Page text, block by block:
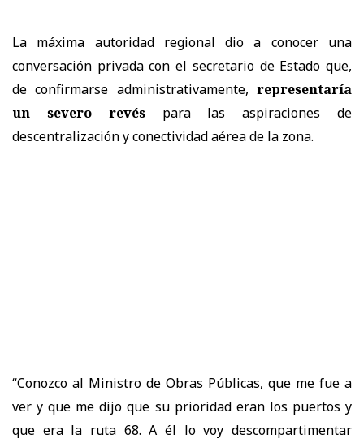
La máxima autoridad regional dio a conocer una
conversación privada con el secretario de Estado que,
de confirmarse administrativamente, representaría
un severo revéspara las aspiraciones de
descentralización y conectividad aérea de la zona.
“Conozco al Ministro de Obras Públicas, que me fue a
ver y que me dijo que su prioridad eran los puertos y
que era la ruta 68. A él lo voy descompartimentar